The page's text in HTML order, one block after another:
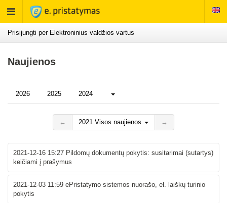
Rodyti
meniu
Prisijungti per Elektroninius valdžios vartus
Naujienos
2026 2025 2024 Daugiau...
← 2021 Visos naujienos →
2021-12-16 15:27 Pildomų dokumentų pokytis: susitarimai (sutartys)
keičiami į prašymus
2021-12-03 11:59 ePristatymo sistemos nuorašo, el. laiškų turinio
pokytis